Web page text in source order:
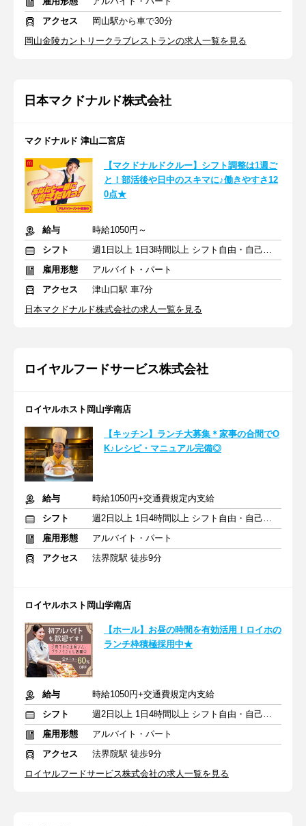
アクセス
岡山駅から車で30分
岡山金陵カントリークラブレストランの求人一覧を見る
日本マクドナルド株式会社
マクドナルド 津山二宮店
【マクドナルドクルー】シフト調整は1週ご
と！部活後や日中のスキマに♪働きやすさ12
0点★
給与
時給1050円～
シフト
週1日以上 1日3時間以上 シフト自由・自己申告
雇用形態
アルバイト・パート
アクセス
津山口駅 車7分
日本マクドナルド株式会社の求人一覧を見る
ロイヤルフードサービス株式会社
ロイヤルホスト岡山学南店
【キッチン】ランチ大募集＊家事の合間でO
K♪レシピ・マニュアル完備◎
給与
時給1050円+交通費規定内支給
シフト
週2日以上 1日4時間以上 シフト自由・自己申告
雇用形態
アルバイト・パート
アクセス
法界院駅 徒歩9分
ロイヤルホスト岡山学南店
【ホール】お昼の時間を有効活用！ロイホの
ランチ枠積極採用中★
給与
時給1050円+交通費規定内支給
シフト
週2日以上 1日4時間以上 シフト自由・自己申告
雇用形態
アルバイト・パート
アクセス
法界院駅 徒歩9分
ロイヤルフードサービス株式会社の求人一覧を見る